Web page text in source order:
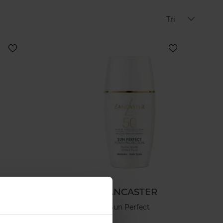
Tri
SPF 50
LANCASTER
Sun Perfect